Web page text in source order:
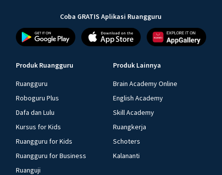
Coba GRATIS Aplikasi Ruangguru
Produk Ruangguru
Ruangguru
Roboguru Plus
Dafa dan Lulu
Kursus for Kids
Ruangguru for Kids
Ruangguru for Business
Ruanguji
Produk Lainnya
Brain Academy Online
English Academy
Skill Academy
Ruangkerja
Schoters
Kalananti